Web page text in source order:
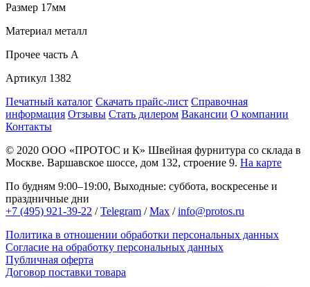
Размер 17мм
Материал металл
Прочее часть A
Артикул 1382
Печатный каталог Скачать прайс-лист Справочная
информация Отзывы Стать дилером Вакансии О компании
Контакты
© 2020 ООО «ПРОТОС и К» Швейная фурнитура со склада в
Москве. Варшавское шоссе, дом 132, строение 9. На карте
По будням 9:00–19:00, Выходные: суббота, воскресенье и
праздничные дни
+7 (495) 921-39-22 /Telegram /Max /info@protos.ru
Политика в отношении обработки персональных данных
Согласие на обработку персональных данных
Публичная оферта
Договор поставки товара